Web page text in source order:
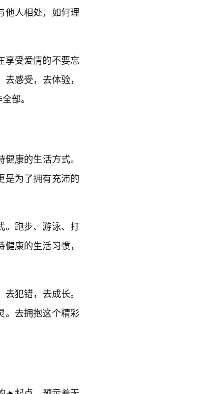
他人相处，如何理
享受爱情的不要忘
感受，去体验，
部。
康的生活方式。
是为了拥有充沛的
。跑步、游泳、打
康的生活习惯，
犯错，去成长。
。去拥抱这个精彩